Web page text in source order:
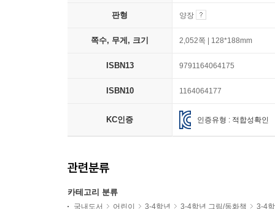
판형 양장
쪽수, 무게, 크기 2,052쪽 | 128*188mm
ISBN13 9791164064175
ISBN10 1164064177
KC인증 인증유형 : 적합성확인
관련분류
카테고리 분류
국내도서 어린이 3-4학년 3-4학년 그림/동화책 3-4